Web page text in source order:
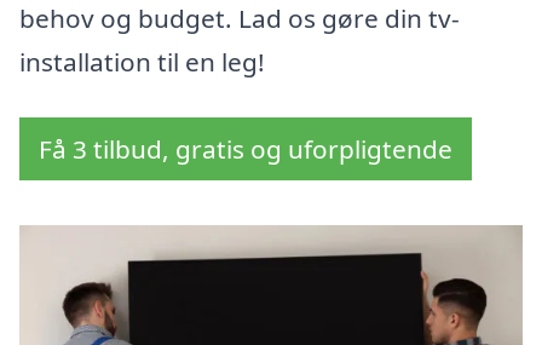
behov og budget. Lad os gøre din tv-
installation til en leg!
Få 3 tilbud, gratis og uforpligtende